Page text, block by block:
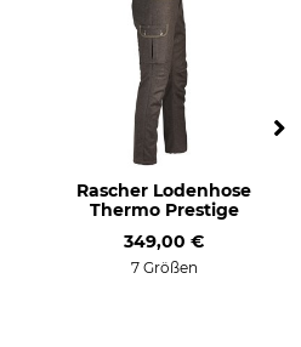
Rascher Lodenhose
Thermo Prestige
349,00 €
7 Größen